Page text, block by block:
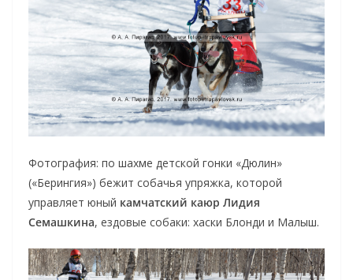
Фотография: по шахме детской гонки «Дюлин»
(«Берингия») бежит собачья упряжка, которой
управляет юный камчатский каюр Лидия
Семашкина, ездовые собаки: хаски Блонди и Малыш.